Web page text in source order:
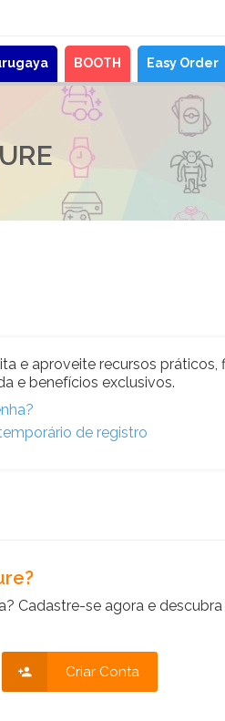
BOOTH Easy Order
e aproveite recursos práticos,
e benefícios exclusivos.
de registro
Cadastre-se agora e
Criar Conta